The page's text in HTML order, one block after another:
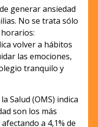
generar ansiedad
No se trata sólo
volver a hábitos
las emociones,
tranquilo y
Salud (OMS) indica
son los más
a 4,1% de